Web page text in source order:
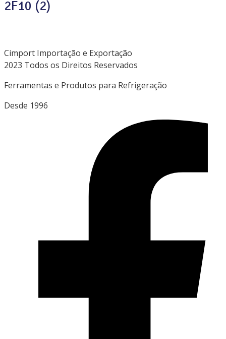
2F10 (2)
Cimport Importação e Exportação
2023 Todos os Direitos Reservados
Ferramentas e Produtos para Refrigeração
Desde 1996